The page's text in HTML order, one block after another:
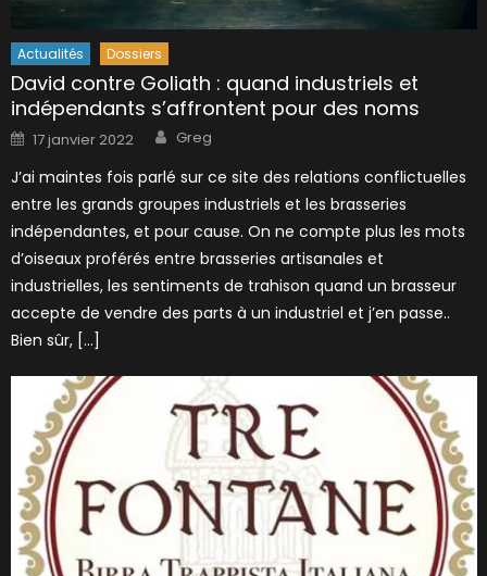
Actualités Dossiers
David contre Goliath : quand industriels et
indépendants s’affrontent pour des noms
Posted
on
17 janvier 2022 Author
Greg
J’ai maintes fois parlé sur ce site des relations conflictuelles
entre les grands groupes industriels et les brasseries
indépendantes, et pour cause. On ne compte plus les mots
d’oiseaux proférés entre brasseries artisanales et
industrielles, les sentiments de trahison quand un brasseur
accepte de vendre des parts à un industriel et j’en passe..
Bien sûr, […]